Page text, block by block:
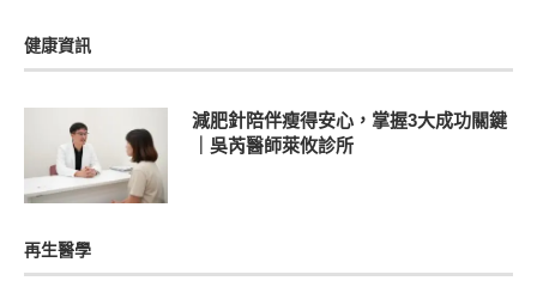
健康資訊
減肥針陪伴瘦得安心，掌握3大成功關鍵
｜吳芮醫師萊攸診所
再生醫學